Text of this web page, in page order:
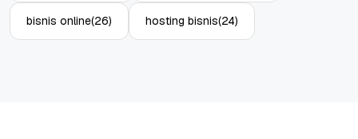
bisnis online(26) hosting bisnis(24)